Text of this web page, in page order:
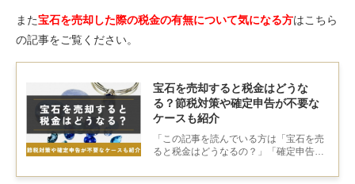
また宝石を売却した際の税金の有無について気になる方はこちら
の記事をご覧ください。
宝石を売却すると税金はどうな
る？節税対策や確定申告が不要な
ケースも紹介
「この記事を読んでいる方は「宝石を売
ると税金はどうなるの？」「確定申告は
でしょうか。なるべく税金で損をしない